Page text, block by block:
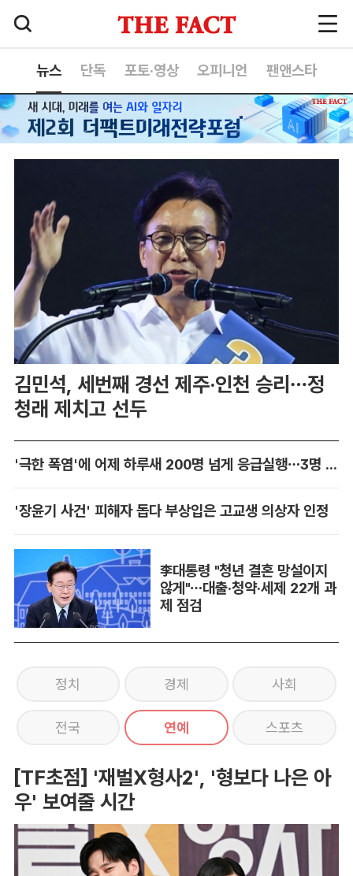
뉴스 단독 포토·영상 오피니언 팬앤스타
김민석, 세번째 경선 제주·인천 승리…정
청래 제치고 선두
'극한 폭염'에 어제 하루새 200명 넘게 응급실행…3명 사망
'장윤기 사건' 피해자 돕다 부상입은 고교생 의상자 인정
李대통령 "청년 결혼 망설이지
않게"…대출·청약·세제 22개 과
제 점검
정치 경제 사회
전국 연예 스포츠
[TF초점] '재벌X형사2', '형보다 나은 아
우' 보여줄 시간